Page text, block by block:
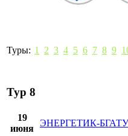
Туры: 1 2 3 4 5 6 7 8 9
Тур 8
19
июня
ЭНЕРГЕТИК-